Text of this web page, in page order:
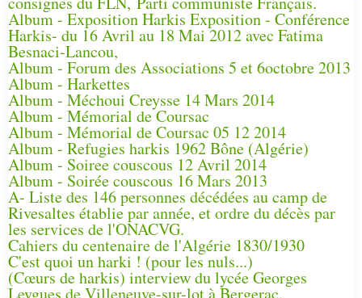
Album - Exposition Harkis Exposition - Conférence
Harkis- du 16 Avril au 18 Mai 2012 avec Fatima
Besnaci-Lancou,
Album - Forum des Associations 5 et 6octobre 2013
Album - Harkettes
Album - Méchoui Creysse 14 Mars 2014
Album - Mémorial de Coursac
Album - Mémorial de Coursac 05 12 2014
Album - Refugies harkis 1962 Bône (Algérie)
Album - Soiree couscous 12 Avril 2014
Album - Soirée couscous 16 Mars 2013
A- Liste des 146 personnes décédées au camp de
Rivesaltes établie par année, et ordre du décès par
les services de l'ONACVG.
Cahiers du centenaire de l'Algérie 1830/1930
C'est quoi un harki ! (pour les nuls...)
(Cœurs de harkis) interview du lycée Georges
Leygues de Villeneuve-sur-lot à Bergerac.